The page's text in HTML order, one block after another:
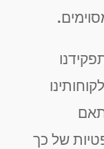
של כך